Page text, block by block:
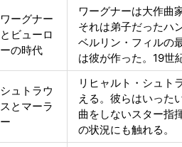
ワーグナー
とビューロ
ーの時代
ワーグナーは大作曲
それは弟子だったハ
ベルリン・フィルの
は彼が作った。19世
シュトラウ
スとマーラ
ー
リヒャルト・シュト
える。彼らはいった
曲をしないスター指
の状況にも触れる。